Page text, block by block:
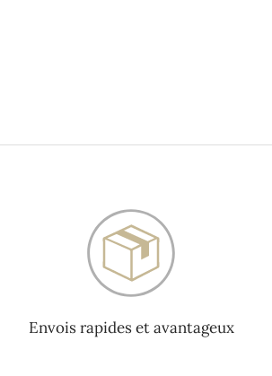
Envois rapides et avantageux